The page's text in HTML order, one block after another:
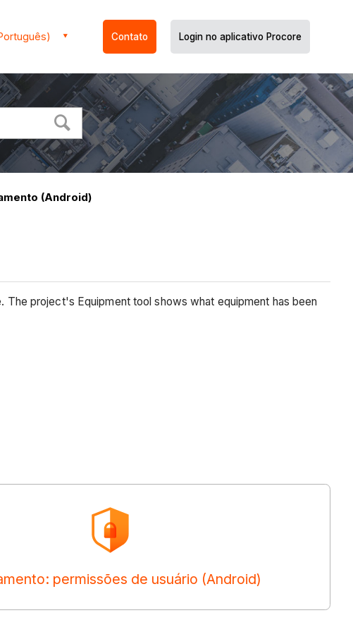
Contato Login no aplicativo Procore
(Android)
project's Equipment tool shows what equipment has been
permissões de usuário (Android)